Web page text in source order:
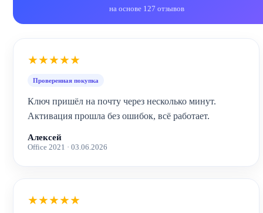
на основе 127 отзывов
★★★★★
Проверенная покупка
Ключ пришёл на почту через несколько минут.
Активация прошла без ошибок, всё работает.
Алексей
Office 2021 · 03.06.2026
★★★★★